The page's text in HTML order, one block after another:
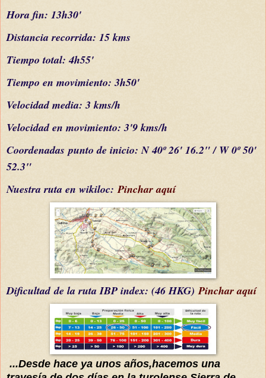
Hora fin: 13h30'
Distancia recorrida: 15 kms
Tiempo total: 4h55'
Tiempo en movimiento: 3h50'
Velocidad media: 3 kms/h
Velocidad en movimiento: 3'9 kms/h
Coordenadas punto de inicio: N 40º 26' 16.2" / W 0º 50'
52.3"
Nuestra ruta en wikiloc:Pinchar aquí
Dificultadde la ruta IBP index: (46 HKG)Pinchar aquí
...Desde hace ya unos años,hacemos una